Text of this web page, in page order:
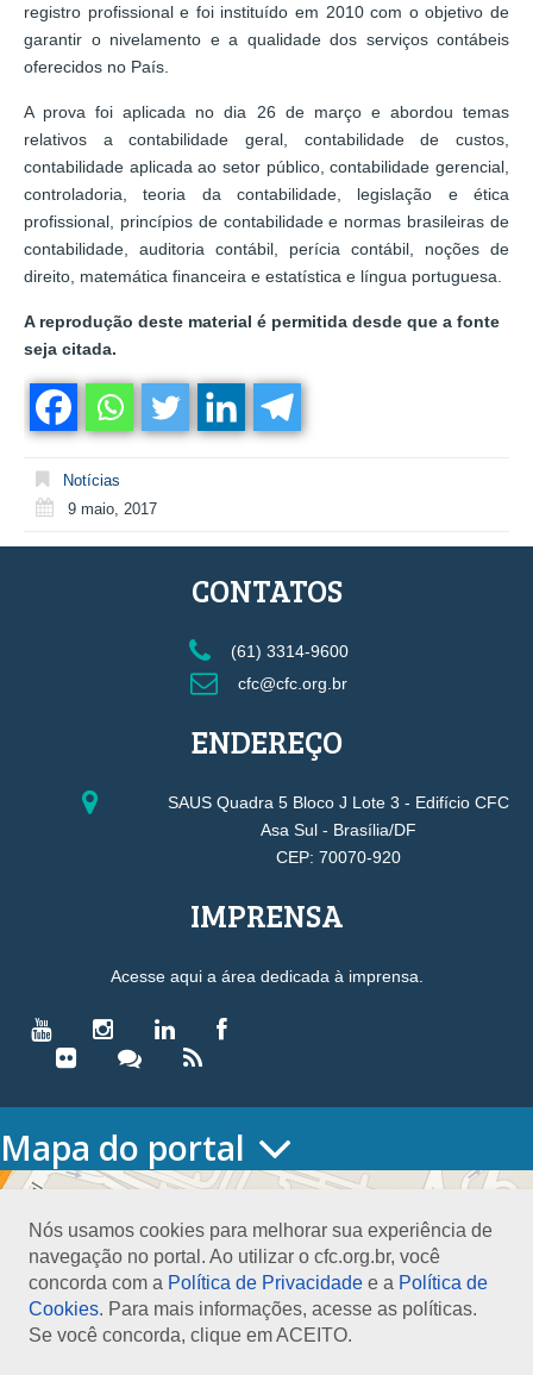
registro profissional e foi instituído em 2010 com o objetivo de
garantir o nivelamento e a qualidade dos serviços contábeis
oferecidos no País.
A prova foi aplicada no dia 26 de março e abordou temas
relativos a contabilidade geral, contabilidade de custos,
contabilidade aplicada ao setor público, contabilidade gerencial,
controladoria, teoria da contabilidade, legislação e ética
profissional, princípios de contabilidade e normas brasileiras de
contabilidade, auditoria contábil, perícia contábil, noções de
direito, matemática financeira e estatística e língua portuguesa.
A reprodução deste material é permitida desde que a fonte
seja citada.
Notícias
9 maio, 2017
Nós usamos cookies para melhorar sua experiência de
navegação no portal. Ao utilizar o cfc.org.br, você
concorda com a Política de Privacidade e a Política de
Cookies. Para mais informações, acesse as políticas.
Se você concorda, clique em ACEITO.
CONTATOS
(61) 3314-9600
cfc@cfc.org.br
ENDEREÇO
SAUS Quadra 5 Bloco J Lote 3 - Edifício CFC
Asa Sul - Brasília/DF
CEP: 70070-920
IMPRENSA
Acesse aqui a área dedicada à imprensa.
Mapa do portal
HOME
Conselho Diretor
Nossa Sede
Planejamento
Organograma
Medalha João Lyra